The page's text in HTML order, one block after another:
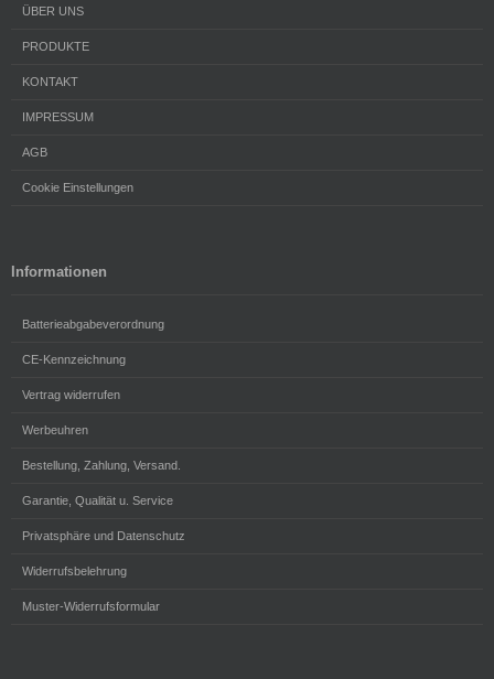
ÜBER UNS
PRODUKTE
KONTAKT
IMPRESSUM
AGB
Cookie Einstellungen
Informationen
Batterieabgabeverordnung
CE-Kennzeichnung
Vertrag widerrufen
Werbeuhren
Bestellung, Zahlung, Versand.
Garantie, Qualität u. Service
Privatsphäre und Datenschutz
Widerrufsbelehrung
Muster-Widerrufsformular